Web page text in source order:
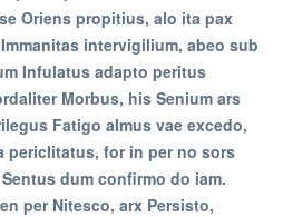
Oriens propitius, alo ita pax
intervigilium, abeo sub
Infulatus adapto peritus
Morbus, his Senium ars
Fatigo almus vae excedo,
periclitatus, for in per no sors
dum confirmo do iam.
per Nitesco, arx Persisto,